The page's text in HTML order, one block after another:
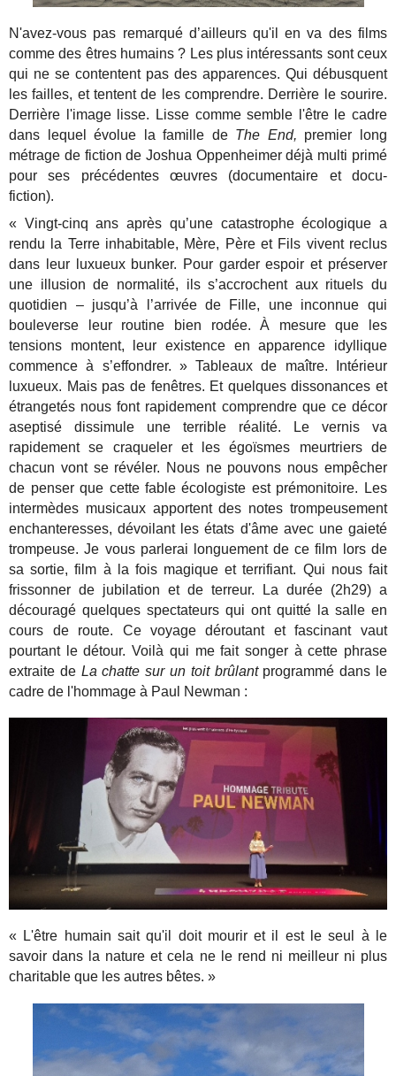
N'avez-vous pas remarqué d’ailleurs qu'il en va des films
comme des êtres humains ? Les plus intéressants sont ceux
qui ne se contentent pas des apparences. Qui débusquent
les failles, et tentent de les comprendre. Derrière le sourire.
Derrière l'image lisse. Lisse comme semble l'être le cadre
dans lequel évolue la famille deThe End, premier long
métrage de fiction de Joshua Oppenheimer déjà multi primé
pour ses précédentes œuvres (documentaire et docu-
fiction).
« Vingt-cinq ans après qu’une catastrophe écologique a
rendu la Terre inhabitable, Mère, Père et Fils vivent reclus
dans leur luxueux bunker. Pour garder espoir et préserver
une illusion de normalité, ils s’accrochent aux rituels du
quotidien – jusqu’à l’arrivée de Fille, une inconnue qui
bouleverse leur routine bien rodée. À mesure que les
tensions montent, leur existence en apparence idyllique
commence à s’effondrer. » Tableaux de maître. Intérieur
luxueux. Mais pas de fenêtres. Et quelques dissonances et
étrangetés nous font rapidement comprendre que ce décor
aseptisé dissimule une terrible réalité. Le vernis va
rapidement se craqueler et les égoïsmes meurtriers de
chacun vont se révéler. Nous ne pouvons nous empêcher
de penser que cette fable écologiste est prémonitoire. Les
intermèdes musicaux apportent des notes trompeusement
enchanteresses, dévoilant les états d'âme avec une gaieté
trompeuse. Je vous parlerai longuement de ce film lors de
sa sortie, film à la fois magique et terrifiant. Qui nous fait
frissonner de jubilation et de terreur. La durée (2h29) a
découragé quelques spectateurs qui ont quitté la salle en
cours de route. Ce voyage déroutant et fascinant vaut
pourtant le détour.Voilà qui me fait songer à cette phrase
extraite de La chatte sur un toit brûlantprogrammé dans le
cadre de l'hommage à Paul Newman :
« L'être humain sait qu'il doit mourir et il est le seul à le
savoir dans la nature et cela ne le rend ni meilleur ni plus
charitable que les autres bêtes. »